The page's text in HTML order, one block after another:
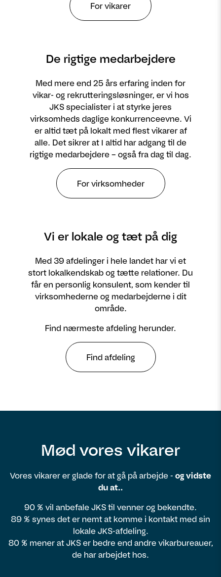
For vikarer
De rigtige medarbejdere
Med mere end 25 års erfaring inden for
vikar- og rekrutteringsløsninger, er vi hos
JKS specialister i at styrke jeres
virksomheds daglige konkurrenceevne. Vi
er altid tæt på lokalt med flest vikarer af
alle. Det sikrer at I altid har adgang til de
rigtige medarbejdere – også fra dag til dag.
For virksomheder
Vi er lokale og tæt på dig
Med 39 afdelinger i hele landet har vi et
stort lokalkendskab og tætte relationer. Du
får en personlig konsulent, som kender til
virksomhederne og medarbejderne i dit
område.
Find nærmeste afdeling herunder.
Find afdeling
Mød vores vikarer
Vores vikarer er glade for at gå på arbejde - og vidste
du at..
90 % vil anbefale JKS til venner og bekendte.
89 % synes det er nemt at komme i kontakt med sin
lokale JKS-afdeling.
80 % mener at JKS er bedre end andre vikarbureauer,
de har arbejdet hos.